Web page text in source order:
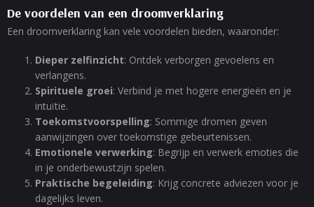
De voordelen van een droomverklaring
Een droomverklaring kan vele voordelen bieden, waaronder:
Dieper zelfinzicht: Ontdek verborgen gevoelens en
verlangens.
Spirituele groei: Verbind je met hogere energieën en je
intuïtie.
Toekomstvoorspelling: Sommige dromen geven
aanwijzingen over toekomstige gebeurtenissen.
Emotionele verwerking: Begrijp en verwerk emoties die
in je onderbewustzijn spelen.
Praktische begeleiding: Krijg concrete adviezen voor je
dagelijks leven.